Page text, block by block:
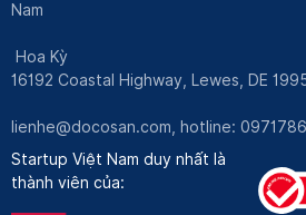
Nam
Hoa Kỳ
16192 Coastal Highway, Lewes, DE
lienhe@docosan.com , hotline:
Startup Việt Nam duy nhất là
thành viên của: